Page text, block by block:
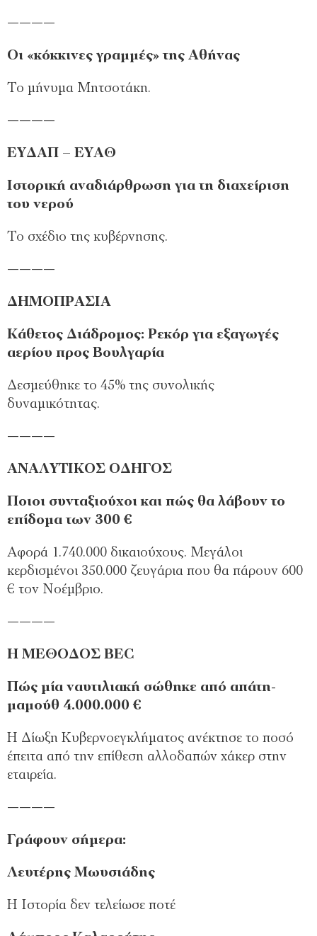
————
Οι «κόκκινες γραμμές» της Αθήνας
Το μήνυμα Μητσοτάκη.
————
ΕΥΔΑΠ – ΕΥΑΘ
Ιστορική αναδιάρθρωση για τη διαχείριση
του νερού
Το σχέδιο της κυβέρνησης.
————
ΔΗΜΟΠΡΑΣΙΑ
Κάθετος Διάδρομος: Ρεκόρ για εξαγωγές
αερίου προς Βουλγαρία
Δεσμεύθηκε το 45% της συνολικής
δυναμικότητας.
————
ΑΝΑΛΥΤΙΚΟΣ ΟΔΗΓΟΣ
Ποιοι συνταξιούχοι και πώς θα λάβουν το
επίδομα των 300 €
Αφορά 1.740.000 δικαιούχους. Μεγάλοι
κερδισμένοι 350.000 ζευγάρια που θα πάρουν 600
€ τον Νοέμβριο.
————
Η ΜΕΘΟΔΟΣ BEC
Πώς μία ναυτιλιακή σώθηκε από απάτη-
μαμούθ 4.000.000 €
Η Δίωξη Κυβερνοεγκλήματος ανέκτησε το ποσό
έπειτα από την επίθεση αλλοδαπών χάκερ στην
εταιρεία.
————
Γράφουν σήμερα:
Λευτέρης Μωυσιάδης
Η Ιστορία δεν τελείωσε ποτέ